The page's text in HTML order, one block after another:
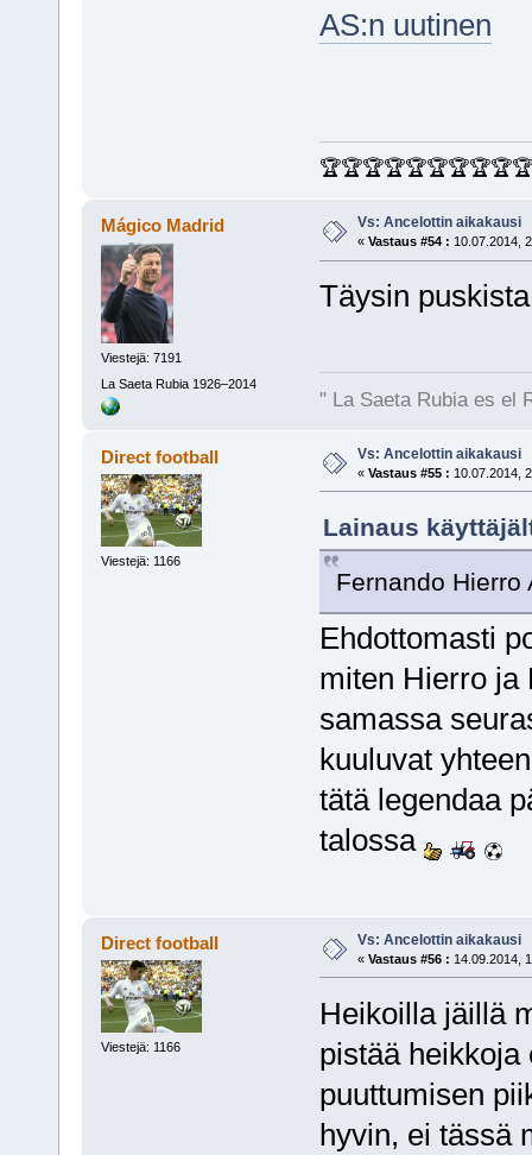
AS:n uutinen
Mágico Madrid
Viestejä: 7191
La Saeta Rubia 1926–2014
Vs: Ancelottin aikakausi
« Vastaus #54 : 10.07.2014,
Täysin
" La Saeta Rubia es el
Direct football
Viestejä: 1166
Vs: Ancelottin aikakausi
« Vastaus #55 : 10.07.2014,
Lainaus
Fernando Hierro
Ehdottomasti
miten Hierro ja
samassa
kuuluvat
tätä legendaa
talossa
Direct football
Viestejä: 1166
Vs: Ancelottin aikakausi
« Vastaus #56 : 14.09.2014,
Heikoilla jäillä
pistää
puuttumisen
hyvin, ei tässä